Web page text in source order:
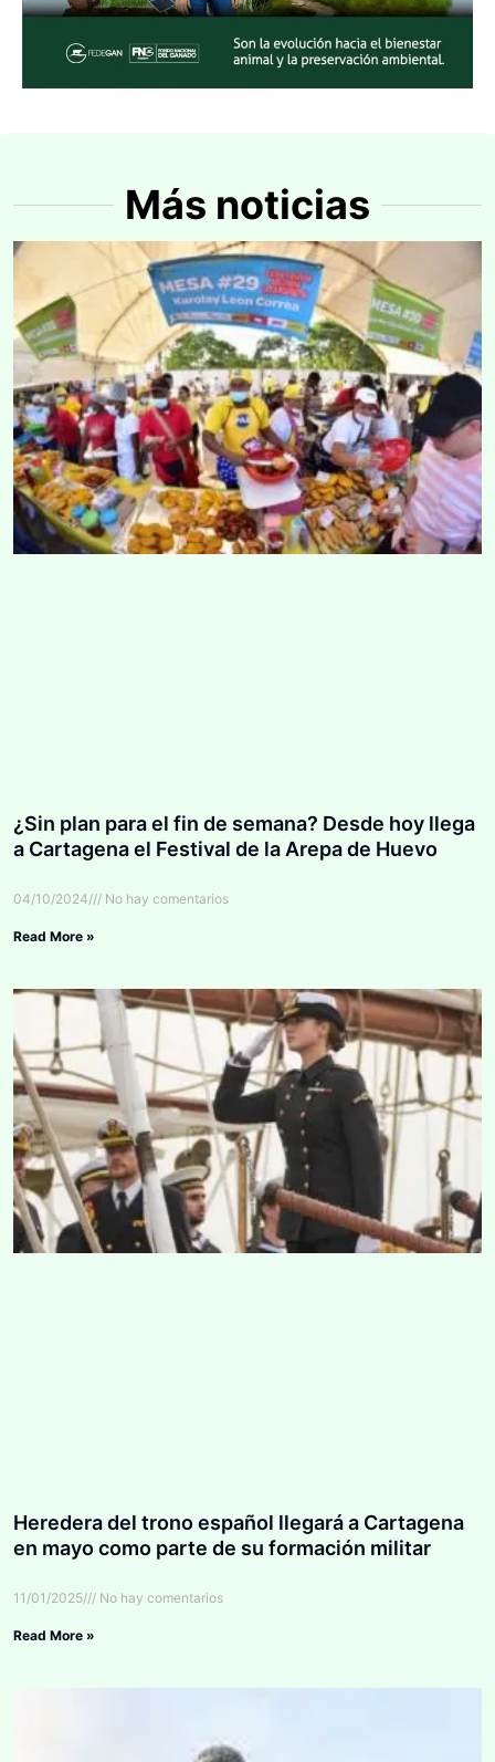
Más noticias
¿Sin plan para el fin de semana? Desde hoy llega
a Cartagena el Festival de la Arepa de Huevo
04/10/2024 No hay comentarios
Read More »
Heredera del trono español llegará a Cartagena
en mayo como parte de su formación militar
11/01/2025 No hay comentarios
Read More »